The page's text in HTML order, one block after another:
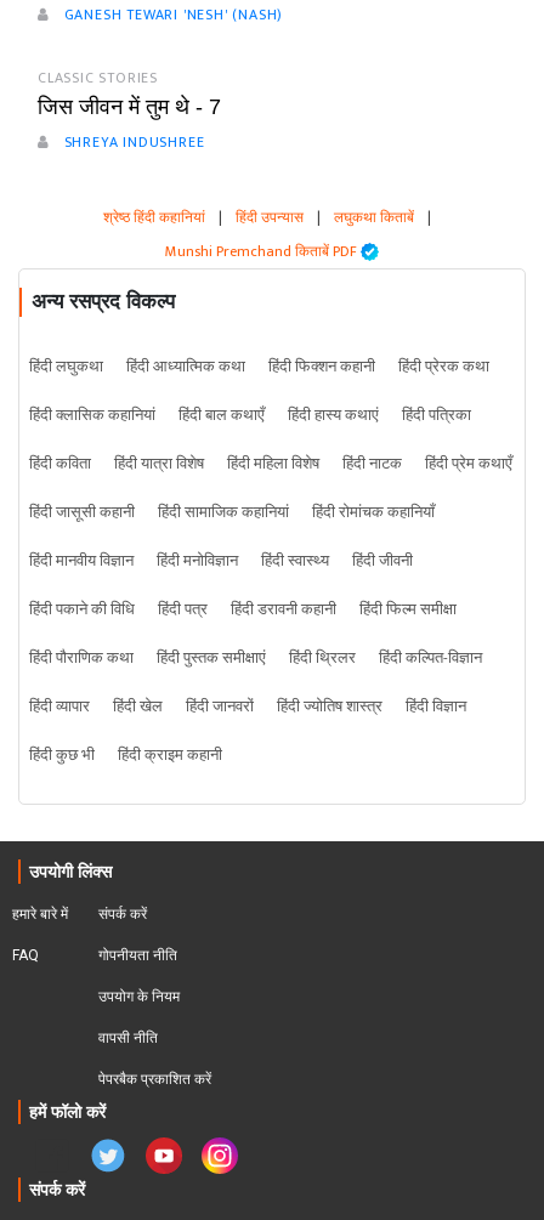
GANESH TEWARI 'NESH' (NASH)
CLASSIC STORIES
जिस जीवन में तुम थे - 7
SHREYA INDUSHREE
श्रेष्ठ हिंदी कहानियां | हिंदी उपन्यास | लघुकथा किताबें |
Munshi Premchand किताबें PDF
अन्य रसप्रद विकल्प
हिंदी लघुकथा हिंदी आध्यात्मिक कथा हिंदी फिक्शन कहानी
हिंदी प्रेरक कथा
हिंदी क्लासिक कहानियां
हिंदी बाल कथाएँ हिंदी हास्य कथाएं
हिंदी पत्रिका
हिंदी कविता
हिंदी यात्रा विशेष हिंदी महिला विशेष हिंदी नाटक
हिंदी प्रेम कथाएँ
हिंदी जासूसी कहानी
हिंदी सामाजिक कहानियां
हिंदी रोमांचक कहानियाँ
हिंदी मानवीय विज्ञान
हिंदी मनोविज्ञान हिंदी स्वास्थ्य
हिंदी जीवनी
हिंदी पकाने की विधि
हिंदी पत्र हिंदी डरावनी कहानी
हिंदी फिल्म समीक्षा
हिंदी पौराणिक कथा
हिंदी पुस्तक समीक्षाएं हिंदी थ्रिलर
हिंदी कल्पित-विज्ञान
हिंदी व्यापार
हिंदी खेल हिंदी जानवरों हिंदी ज्योतिष शास्त्र
हिंदी विज्ञान
हिंदी कुछ भी
हिंदी क्राइम कहानी
उपयोगी लिंक्स
हमारे बारे में
FAQ
संपर्क करें
गोपनीयता नीति
उपयोग के नियम
वापसी नीति
पेपरबैक प्रकाशित करें
हमें फॉलो करें
संपर्क करें